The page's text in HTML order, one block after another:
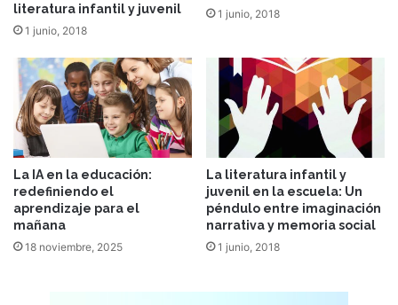
literatura infantil y juvenil
1 junio, 2018
1 junio, 2018
La IA en la educación:
redefiniendo el
aprendizaje para el
mañana
18 noviembre, 2025
La literatura infantil y
juvenil en la escuela: Un
péndulo entre imaginación
narrativa y memoria social
1 junio, 2018